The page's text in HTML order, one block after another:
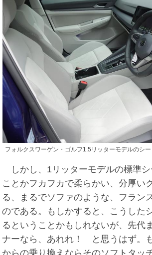
フォルクスワーゲン・ゴルフ1.5リッターモデルのシー
しかし、1リッターモデルの標準シ
ことかフカフカで柔らかい、分厚い
る、まるでソファのような、フラン
のである。もしかすると、こうした
るということかもしれないが、先代
ナーなら、あれれ！ と思うはず。